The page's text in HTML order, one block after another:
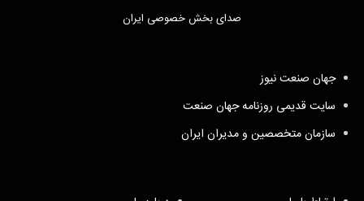
صدای بخش خصوصی ایران
جهان صنعت نیوز
سایت قدیمی روزنامه جهان صنعت
سازمان متخصصین و مدیران ایران